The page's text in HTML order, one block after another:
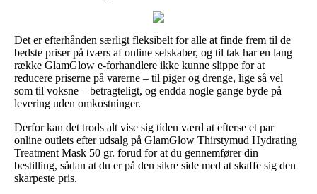
Det er efterhånden særligt fleksibelt for alle at finde frem til de
bedste priser på tværs af online selskaber, og til tak har en lang
række GlamGlow e-forhandlere ikke kunne slippe for at
reducere priserne på varerne – til piger og drenge, lige så vel
som til voksne – betragteligt, og endda nogle gange byde på
levering uden omkostninger.
Derfor kan det trods alt vise sig tiden værd at efterse et par
online outlets efter udsalg på GlamGlow Thirstymud Hydrating
Treatment Mask 50 gr. forud for at du gennemfører din
bestilling, sådan at du er på den sikre side med at skaffe sig den
skarpeste pris.